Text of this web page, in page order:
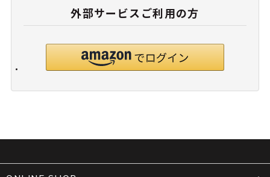
外部サービスご利用の方